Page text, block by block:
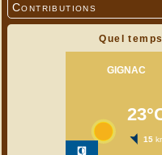
Contributions
Quel